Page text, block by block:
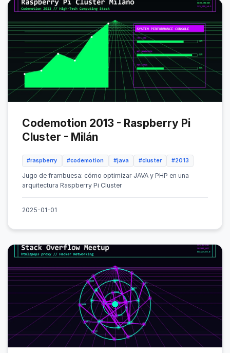
Codemotion 2013 - Raspberry Pi
Cluster - Milán
#raspberry #codemotion #java #cluster #2013
Jugo de frambuesa: cómo optimizar JAVA y PHP en una
arquitectura Raspberry Pi Cluster
2025-01-01